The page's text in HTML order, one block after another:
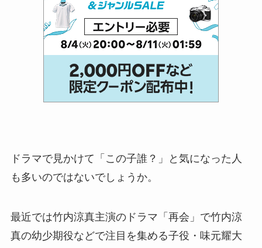
ドラマで見かけて「この子誰？」と気になった人
も多いのではないでしょうか。
最近では竹内涼真主演のドラマ「再会」で竹内涼
真の幼少期役などで注目を集める子役・味元耀大